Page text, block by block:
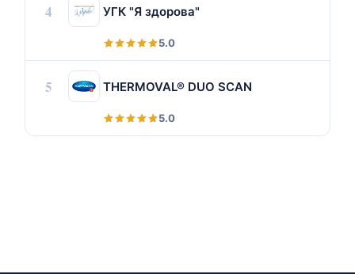
4 УГК "Я здорова"
5.0
5 THERMOVAL® DUO SCAN
5.0